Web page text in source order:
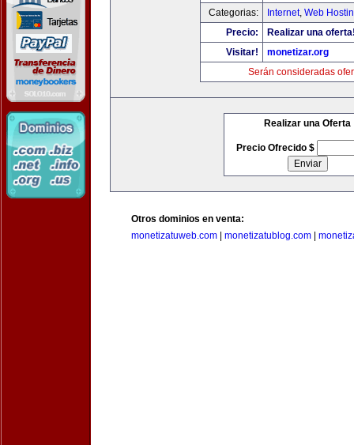
Categorias:
Internet, Web
Precio:
Realizar una
Visitar!
monetizar.org
Serán consideradas
Realizar una Oferta
Precio Ofrecido $
Otros dominios en venta:
monetizatuweb.com
monetizatublog.com